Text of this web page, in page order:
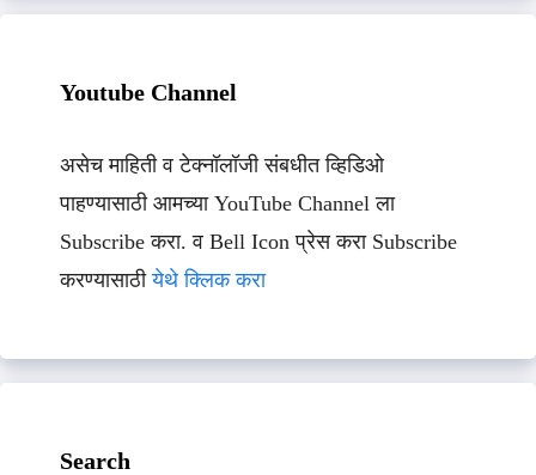
Youtube Channel
असेच माहिती व टेक्नॉलॉजी संबधीत व्हिडिओ
पाहण्यासाठी आमच्या YouTube Channel ला
Subscribe करा. व Bell Icon प्रेस करा Subscribe
करण्यासाठीयेथे क्लिक करा
Search